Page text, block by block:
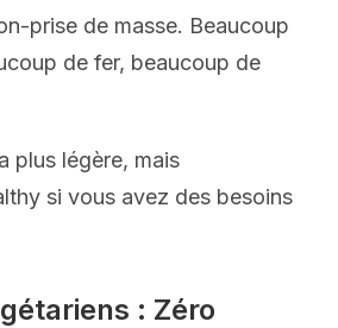
prise de masse. Beaucoup
de fer, beaucoup de
plus légère, mais
si vous avez des besoins
: Zéro